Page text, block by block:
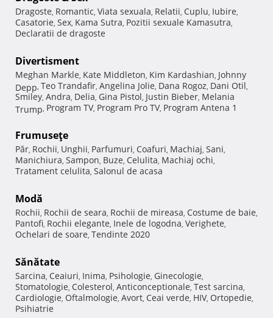
Dragoste, Romantic, Viata sexuala, Relatii, Cuplu, Iubire,
Casatorie, Sex, Kama Sutra, Pozitii sexuale Kamasutra,
Declaratii de dragoste
Divertisment
Meghan Markle, Kate Middleton, Kim Kardashian, Johnny
Depp, Teo Trandafir, Angelina Jolie, Dana Rogoz, Dani Otil,
Smiley, Andra, Delia, Gina Pistol, Justin Bieber, Melania
Trump, Program TV, Program Pro TV, Program Antena 1
Frumuseţe
Păr, Rochii, Unghii, Parfumuri, Coafuri, Machiaj, Sani,
Manichiura, Sampon, Buze, Celulita, Machiaj ochi,
Tratament celulita, Salonul de acasa
Modă
Rochii, Rochii de seara, Rochii de mireasa, Costume de baie,
Pantofi, Rochii elegante, Inele de logodna, Verighete,
Ochelari de soare, Tendinte 2020
Sănătate
Sarcina, Ceaiuri, Inima, Psihologie, Ginecologie,
Stomatologie, Colesterol, Anticonceptionale, Test sarcina,
Cardiologie, Oftalmologie, Avort, Ceai verde, HIV, Ortopedie,
Psihiatrie